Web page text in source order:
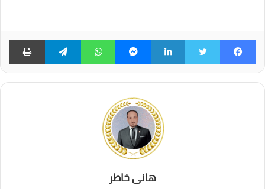
فيسبوك لينكدإن ماسنجر واتساب تيلقرام
هانى خاطر